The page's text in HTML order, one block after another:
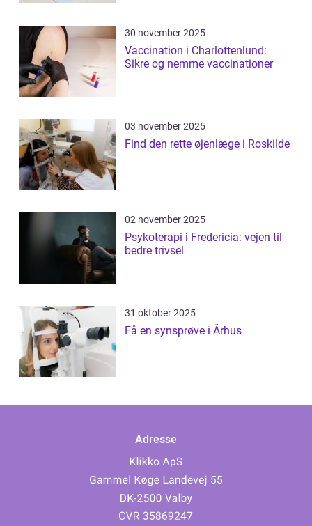
30 november 2025
Vaccination i Charlottenlund:
Sikre og nemme vaccinationer
03 november 2025
Find den rette øjenlæge i Roskilde
02 november 2025
Psykoterapi i Fredericia: vejen til
bedre trivsel
31 oktober 2025
Få en synsprøve i Århus
Adresse